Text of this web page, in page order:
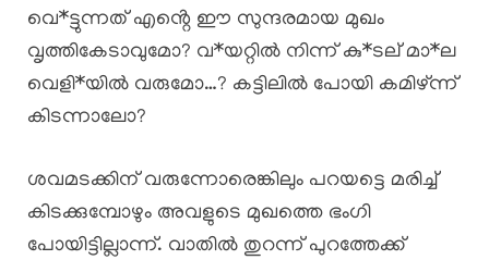
വെ*ട്ടുന്നത് എൻ്റെ ഈ സുന്ദരമായ മുഖം
വൃത്തികേടാവുമോ? വ*യറ്റിൽ നിന്ന് കു*ടല് മാ*ല
വെളി*യിൽ വരുമോ…? കട്ടിലിൽ പോയി കമിഴ്ന്ന്
കിടന്നാലോ?
ശവമടക്കിന് വരുന്നോരെങ്കിലും പറയട്ടെ മരിച്ച്
കിടക്കുമ്പോഴും അവളുടെ മുഖത്തെ ഭംഗി
പോയിട്ടില്ലാന്ന്. വാതിൽ തുറന്ന് പുറത്തേക്ക്